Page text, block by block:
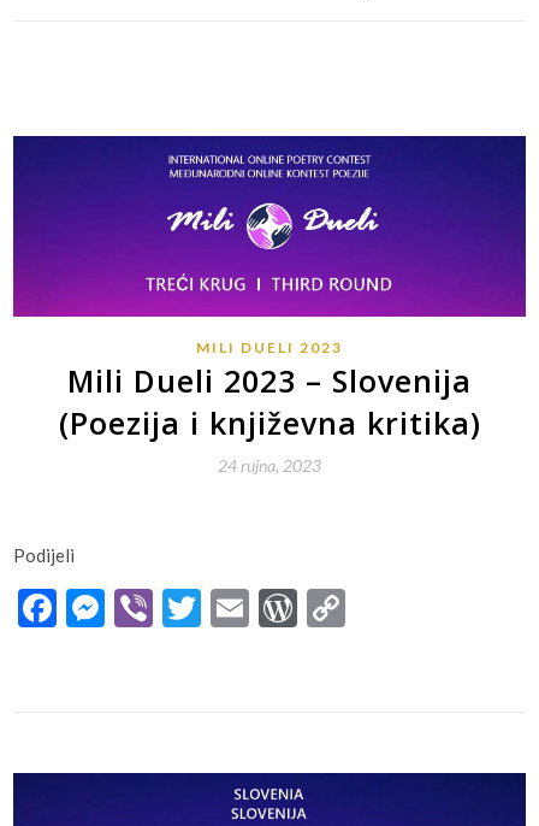
MILI DUELI 2023
Mili Dueli 2023 – Slovenija
(Poezija i književna kritika)
24 rujna, 2023
Podijeli
Facebook
Messenger
ViberTwitter
EmailWordPress